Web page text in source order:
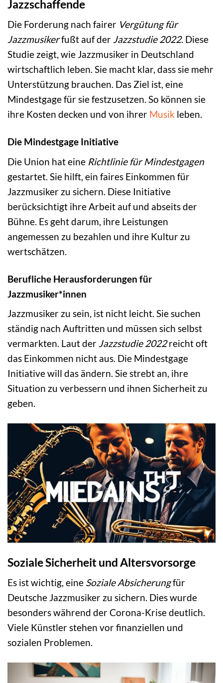
Jazzschaffende
Die Forderung nach fairer Vergütung für
Jazzmusikerfußt auf der Jazzstudie 2022. Diese
Studie zeigt, wie Jazzmusiker in Deutschland
wirtschaftlich leben. Sie macht klar, dass sie mehr
Unterstützung brauchen. Das Ziel ist, eine
Mindestgage für sie festzusetzen. So können sie
ihre Kosten decken und von ihrer Musik leben.
Die Mindestgage Initiative
Die Union hat eine Richtlinie für Mindestgagen
gestartet. Sie hilft, ein faires Einkommen für
Jazzmusiker zu sichern. Diese Initiative
berücksichtigt ihre Arbeit auf und abseits der
Bühne. Es geht darum, ihre Leistungen
angemessen zu bezahlen und ihre Kultur zu
wertschätzen.
Berufliche Herausforderungen für
Jazzmusiker*innen
Jazzmusiker zu sein, ist nicht leicht. Sie suchen
ständig nach Auftritten und müssen sich selbst
vermarkten. Laut der Jazzstudie 2022reicht oft
das Einkommen nicht aus. Die Mindestgage
Initiative will das ändern. Sie strebt an, ihre
Situation zu verbessern und ihnen Sicherheit zu
geben.
Soziale Sicherheit und Altersvorsorge
Es ist wichtig, eine Soziale Absicherungfür
Deutsche Jazzmusiker zu sichern. Dies wurde
besonders während der Corona-Krise deutlich.
Viele Künstler stehen vor finanziellen und
sozialen Problemen.